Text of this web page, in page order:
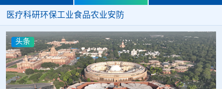
医疗科研环保工业食品农业安防
头条